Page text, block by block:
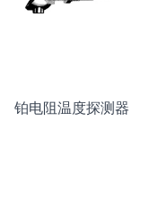
铂电阻温度探测器